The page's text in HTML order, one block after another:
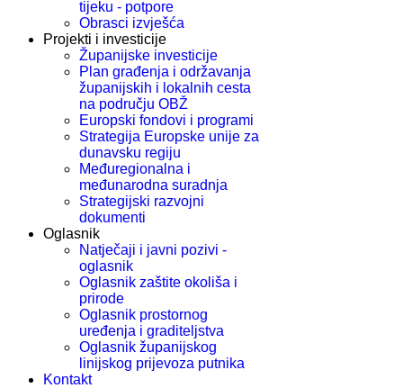
tijeku - potpore
Obrasci izvješća
Projekti i investicije
Županijske investicije
Plan građenja i održavanja
županijskih i lokalnih cesta
na području OBŽ
Europski fondovi i programi
Strategija Europske unije za
dunavsku regiju
Međuregionalna i
međunarodna suradnja
Strategijski razvojni
dokumenti
Oglasnik
Natječaji i javni pozivi -
oglasnik
Oglasnik zaštite okoliša i
prirode
Oglasnik prostornog
uređenja i graditeljstva
Oglasnik županijskog
linijskog prijevoza putnika
Kontakt